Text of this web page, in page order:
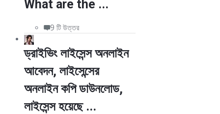
What are the ...
9 টি উত্তর
ড্রাইভিং লাইসেন্স অনলাইন
আবেদন, লাইসেন্সের
অনলাইন কপি ডাউনলোড,
লাইসেন্স হয়েছে ...